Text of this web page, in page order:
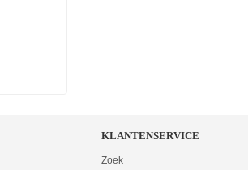
KLANTENSERVICE
Zoek